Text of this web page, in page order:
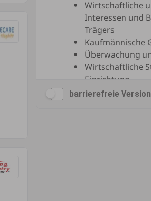
barrierefreie Version